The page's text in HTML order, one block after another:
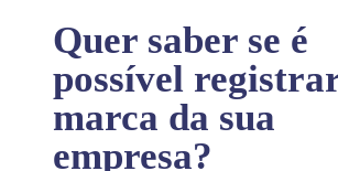
Quer saber se é
possível
marca da sua
empresa?